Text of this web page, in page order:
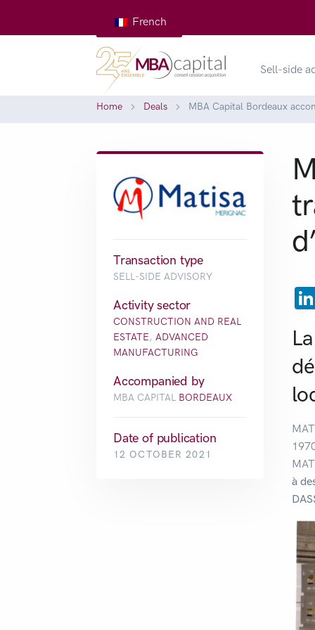
French
Sell-side
Home Deals MBA Capital Bordeaux
Transaction type
SELL-SIDE ADVISORY
Activity sector
CONSTRUCTION AND REAL
ESTATE, ADVANCED
MANUFACTURING
Accompanied by
MBA CAPITAL BORDEAUX
Date of publication
12 OCTOBER 2021
à